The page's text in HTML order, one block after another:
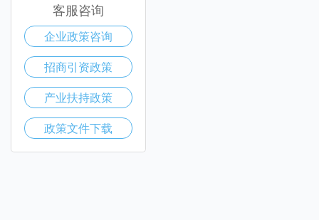
客服咨询
企业政策咨询
招商引资政策
产业扶持政策
政策文件下载